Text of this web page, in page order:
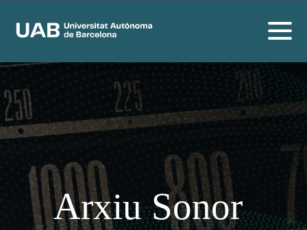
Arxiu Sonor